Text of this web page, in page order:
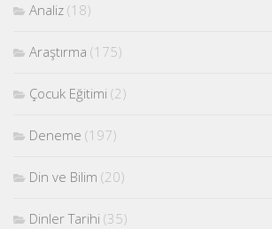
Analiz (18)
Araştırma (175)
Çocuk Eğitimi (2)
Deneme (197)
Din ve Bilim (20)
Dinler Tarihi (35)